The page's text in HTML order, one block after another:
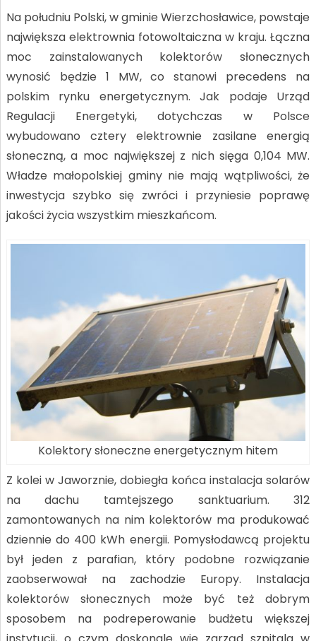
Na południu Polski, w gminie Wierzchosławice, powstaje
największa elektrownia fotowoltaiczna w kraju. Łączna
moc zainstalowanych kolektorów słonecznych
wynosić będzie 1 MW, co stanowi precedens na
polskim rynku energetycznym. Jak podaje Urząd
Regulacji Energetyki, dotychczas w Polsce
wybudowano cztery elektrownie zasilane energią
słoneczną, a moc największej z nich sięga 0,104 MW.
Władze małopolskiej gminy nie mają wątpliwości, że
inwestycja szybko się zwróci i przyniesie poprawę
jakości życia wszystkim mieszkańcom.
Kolektory słoneczne energetycznym hitem
Z kolei w Jaworznie, dobiegła końca instalacja solarów
na dachu tamtejszego sanktuarium. 312
zamontowanych na nim kolektorów ma produkować
dziennie do 400 kWh energii. Pomysłodawcą projektu
był jeden z parafian, który podobne rozwiązanie
zaobserwował na zachodzie Europy. Instalacja
kolektorów słonecznych może być też dobrym
sposobem na podreperowanie budżetu większej